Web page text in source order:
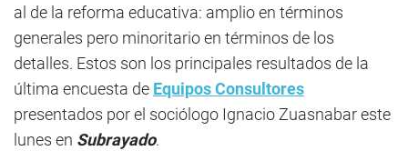
al de la reforma educativa: amplio en términos
generales pero minoritario en términos de los
detalles. Estos son los principales resultados de la
última encuesta de Equipos Consultores
presentados por el sociólogo Ignacio Zuasnabar este
lunes en Subrayado.